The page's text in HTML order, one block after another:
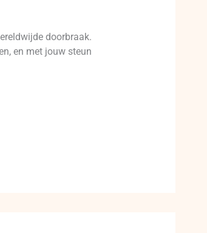
doorbraak.
en met jouw steun